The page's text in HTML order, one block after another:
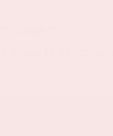
jongere
te bezoeken.